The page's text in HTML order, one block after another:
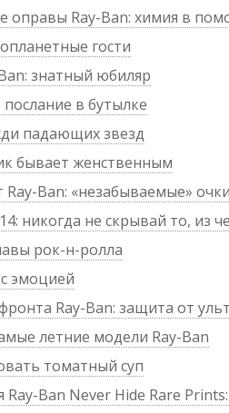
оправы Ray-Ban: химия в
гости
знатный юбиляр
в бутылке
падающих звезд
бывает женственным
Ban: «незабываемые»
никогда не скрывай то, из
рок-н-ролла
эмоцией
Ray-Ban: защита от
летние модели Ray-Ban
томатный суп
Ban Never Hide Rare